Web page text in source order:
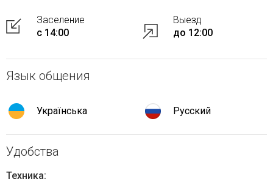
Заселение
с 14:00
Выезд
до 12:00
Язык общения
Українська Русский
Удобства
Техника: